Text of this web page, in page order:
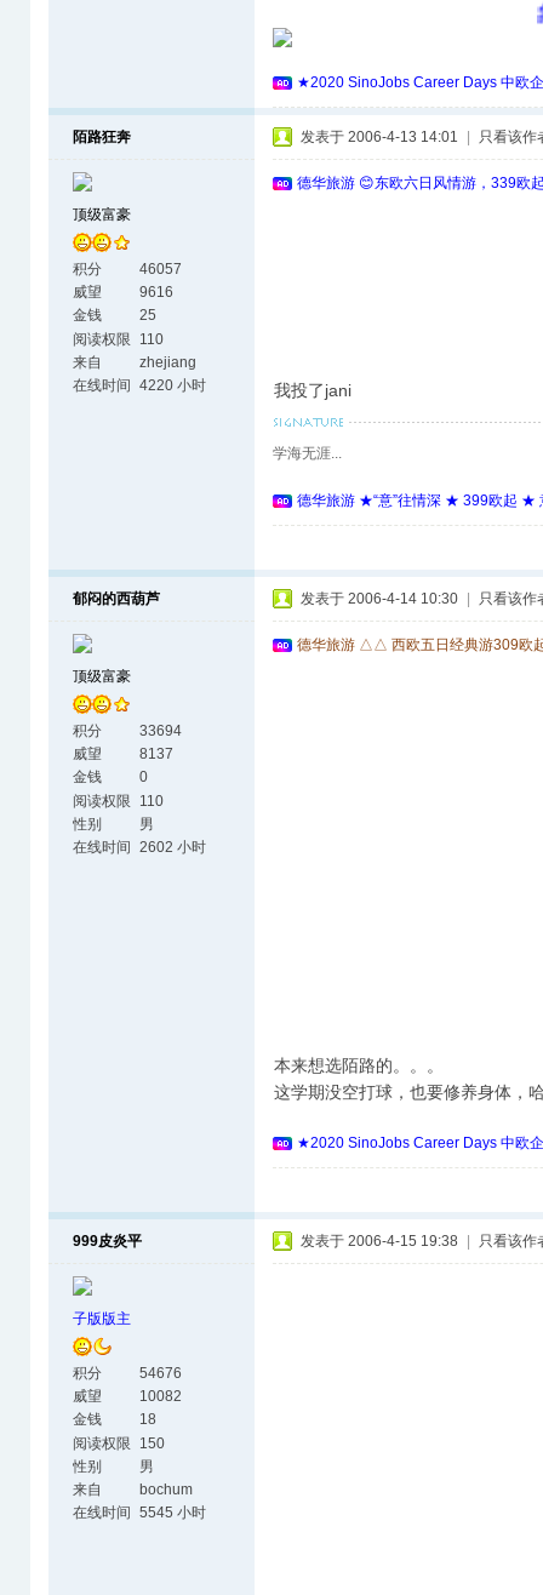
★2020 SinoJobs Career Days 中欧
陌路狂奔
顶级富豪
积分
46057
威望
9616
金钱
25
阅读权限
110
来自
zhejiang
在线时间
4220 小时
发表于 2006-4-13 14:01 只看该作
德华旅游 😊东欧六日风情游，339欧
我投了jani
学海无涯...
德华旅游 ★“意”往情深 ★ 399欧起 ★
郁闷的西葫芦
顶级富豪
积分
33694
威望
8137
金钱
0
阅读权限
110
性别
男
在线时间
2602 小时
发表于 2006-4-14 10:30 只看该作
德华旅游 △△ 西欧五日经典游309欧
本来想选陌路的。。。
这学期没空打球，也要修养身体，
★2020 SinoJobs Career Days 中欧
999皮炎平
子版版主
积分
54676
威望
10082
金钱
18
阅读权限
150
性别
男
来自
bochum
在线时间
5545 小时
发表于 2006-4-15 19:38 只看该作